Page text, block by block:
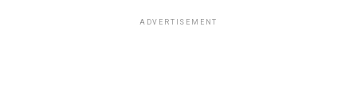
ADVERTISEMENT